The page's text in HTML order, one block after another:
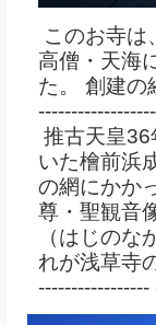
このお寺は
高僧・天海
た。 創建の
推古天皇
いた檜前浜
の網にかか
尊・聖観音
（はじの
れが浅草寺
-----------------